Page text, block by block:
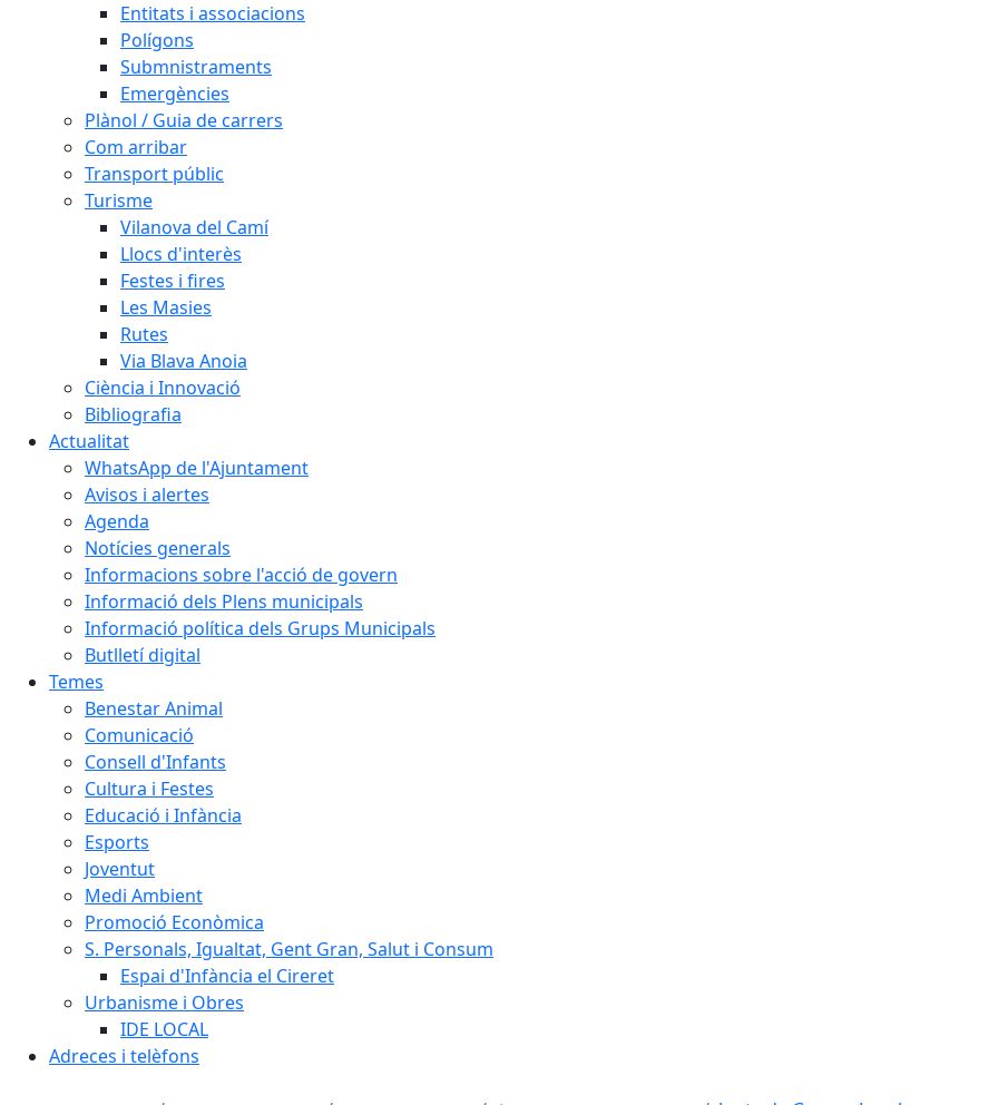
Entitats i associacions
Polígons
Submnistraments
Emergències
Plànol / Guia de carrers
Com arribar
Transport públic
Turisme
Vilanova del Camí
Llocs d'interès
Festes i fires
Les Masies
Rutes
Via Blava Anoia
Ciència i Innovació
Bibliografia
Actualitat
WhatsApp de l'Ajuntament
Avisos i alertes
Agenda
Notícies generals
Informacions sobre l'acció de govern
Informació dels Plens municipals
Informació política dels Grups Municipals
Butlletí digital
Temes
Benestar Animal
Comunicació
Consell d'Infants
Cultura i Festes
Educació i Infància
Esports
Joventut
Medi Ambient
Promoció Econòmica
S. Personals, Igualtat, Gent Gran, Salut i Consum
Espai d'Infància el Cireret
Urbanisme i Obres
IDE LOCAL
Adreces i telèfons